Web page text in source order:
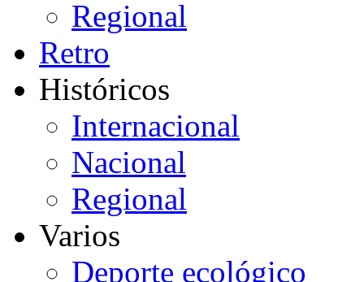
Regional
Retro
Históricos
Internacional
Nacional
Regional
Varios
Deporte ecológico